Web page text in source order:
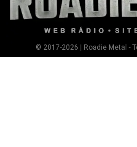
© 2017-2026 | Roadie Metal -